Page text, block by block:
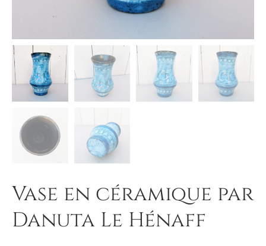
Vase en céramique par
Danuta Le Hénaff